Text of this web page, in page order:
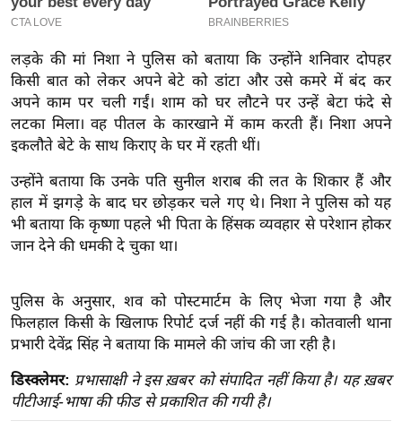
म
-
पे
प
र
सा
ल
बे
सा
ल
श
ख्सि
य
त
लड़के की मां निशा ने पुलिस को बताया कि उन्होंने शनिवार दोपहर
किसी बात को लेकर अपने बेटे को डांटा और उसे कमरे में बंद कर
अपने काम पर चली गईं। शाम को घर लौटने पर उन्हें बेटा फंदे से
लटका मिला। वह पीतल के कारखाने में काम करती हैं। निशा अपने
इकलौते बेटे के साथ किराए के घर में रहती थीं।
उन्होंने बताया कि उनके पति सुनील शराब की लत के शिकार हैं और
हाल में झगड़े के बाद घर छोड़कर चले गए थे। निशा ने पुलिस को यह
भी बताया कि कृष्णा पहले भी पिता के हिंसक व्यवहार से परेशान होकर
जान देने की धमकी दे चुका था।
पुलिस के अनुसार, शव को पोस्टमार्टम के लिए भेजा गया है और
फिलहाल किसी के खिलाफ रिपोर्ट दर्ज नहीं की गई है। कोतवाली थाना
प्रभारी देवेंद्र सिंह ने बताया कि मामले की जांच की जा रही है।
डिस्क्लेमर: प्रभासाक्षी ने इस ख़बर को संपादित नहीं किया है। यह ख़बर
पीटीआई-भाषा की फीड से प्रकाशित की गयी है।